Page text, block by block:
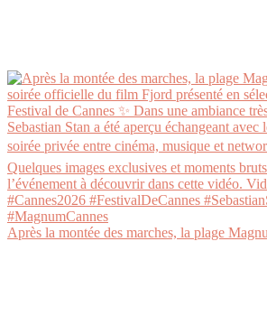
Après la montée des marches, la plage